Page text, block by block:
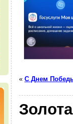
« С Днем